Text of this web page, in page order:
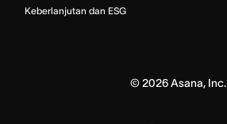
Keberlanjutan dan ESG
© 2026Asana, Inc.